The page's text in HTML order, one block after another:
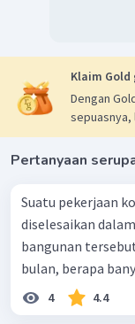
Klaim
Dengan
sepuasnya,
Pertanyaan
Suatu pekerjaan
diselesaikan
bangunan
bulan, berapa
4 4.4